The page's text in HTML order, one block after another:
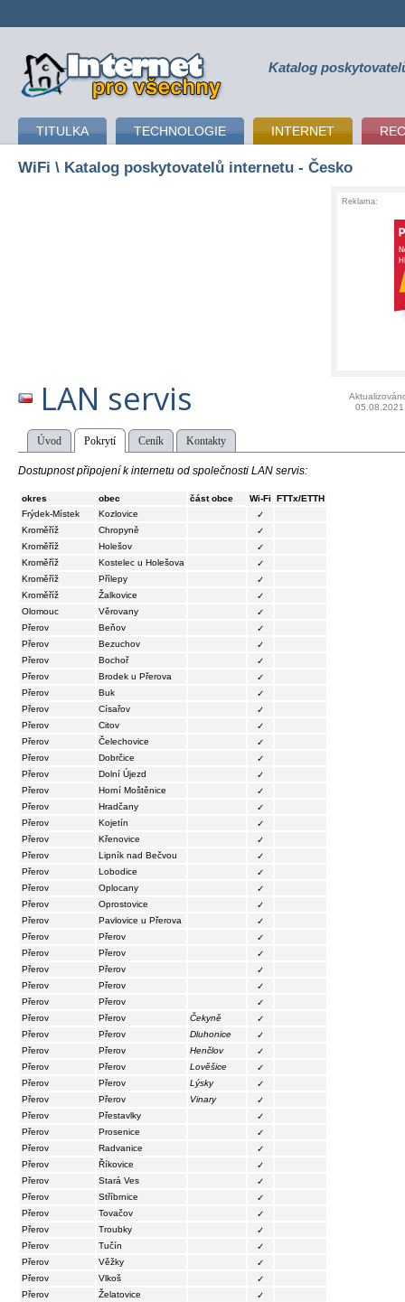
připojení k internetu Katalog
TITULKA TECHNOLOGIE INTERNET
WiFi \ Katalog poskytovatelů internetu - Česko
Reklama:
LAN servis
05.08.2021
Úvod Pokrytí Ceník Kontakty
Dostupnost připojení k internetu od společnosti LAN servis:
okres obec část obce Wi-Fi
FTTx/ETTH
Frýdek-Místek
Kozlovice
✓
Kroměříž
Chropyně
✓
Kroměříž
Holešov
✓
Kroměříž
Kostelec u Holešova
✓
Kroměříž
Přílepy
✓
Kroměříž
Žalkovice
✓
Olomouc
Věrovany
✓
Přerov
Beňov
✓
Přerov
Bezuchov
✓
Přerov
Bochoř
✓
Přerov
Brodek u Přerova
✓
Přerov
Buk
✓
Přerov
Císařov
✓
Přerov
Citov
✓
Přerov
Čelechovice
✓
Přerov
Dobrčice
✓
Přerov
Dolní Újezd
✓
Přerov
Horní Moštěnice
✓
Přerov
Hradčany
✓
Přerov
Kojetín
✓
Přerov
Křenovice
✓
Přerov
Lipník nad Bečvou
✓
Přerov
Lobodice
✓
Přerov
Oplocany
✓
Přerov
Oprostovice
✓
Přerov
Pavlovice u Přerova
✓
Přerov
Přerov
✓
Přerov
Přerov
✓
Přerov
Přerov
✓
Přerov
Přerov
✓
Přerov
Přerov
✓
Přerov
Přerov Čekyně
✓
Přerov
Přerov Dluhonice
✓
Přerov
Přerov Henčlov
✓
Přerov
Přerov Lověšice
✓
Přerov
Přerov Lýsky
✓
Přerov
Přerov Vinary
✓
Přerov
Přestavlky
✓
Přerov
Prosenice
✓
Přerov
Radvanice
✓
Přerov
Říkovice
✓
Přerov
Stará Ves
✓
Přerov
Stříbrnice
✓
Přerov
Tovačov
✓
Přerov
Troubky
✓
Přerov
Tučín
✓
Přerov
Věžky
✓
Přerov
Vlkoš
✓
Přerov
Želatovice
✓